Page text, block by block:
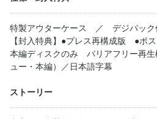
特製アウターケース ／ デジパック
【封入特典】●プレス再構成版 ●ポ
本編ディスクのみ バリアフリー再生
ュー・本編）／日本語字幕
ストーリー